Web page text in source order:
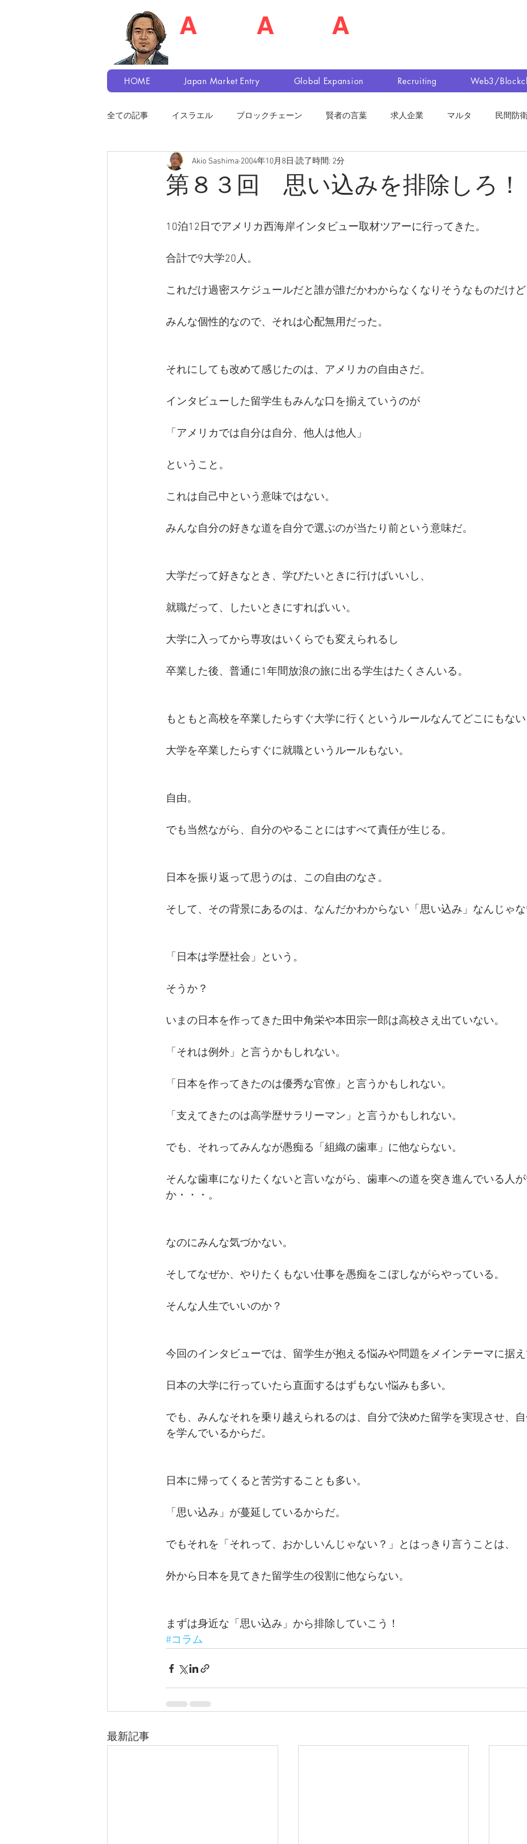
A A A
HOME Japan Market Entry Global Expansion Recruiting Web3/
全ての記事 イスラエル ブロックチェーン 賢者の言葉 求人企業 マルタ 民間防
第８３回 思い込みを排除しろ！
Akio Sashima 2004年10月8日 読了時間: 2分
10泊12日でアメリカ西海岸インタビュー取材ツアーに行ってきた。
合計で9大学20人。
これだけ過密スケジュールだと誰が誰だかわからなくなりそうなものだけ
みんな個性的なので、それは心配無用だった。
それにしても改めて感じたのは、アメリカの自由さだ。
インタビューした留学生もみんな口を揃えていうのが
「アメリカでは自分は自分、他人は他人」
ということ。
これは自己中という意味ではない。
みんな自分の好きな道を自分で選ぶのが当たり前という意味だ。
大学だって好きなとき、学びたいときに行けばいいし、
就職だって、したいときにすればいい。
大学に入ってから専攻はいくらでも変えられるし
卒業した後、普通に1年間放浪の旅に出る学生はたくさんいる。
もともと高校を卒業したらすぐ大学に行くというルールなんてどこにもな
大学を卒業したらすぐに就職というルールもない。
自由。
でも当然ながら、自分のやることにはすべて責任が生じる。
日本を振り返って思うのは、この自由のなさ。
そして、その背景にあるのは、なんだかわからない「思い込み」なんじゃ
「日本は学歴社会」という。
そうか？
いまの日本を作ってきた田中角栄や本田宗一郎は高校さえ出ていない。
「それは例外」と言うかもしれない。
「日本を作ってきたのは優秀な官僚」と言うかもしれない。
「支えてきたのは高学歴サラリーマン」と言うかもしれない。
でも、それってみんなが愚痴る「組織の歯車」に他ならない。
そんな歯車になりたくないと言いながら、歯車への道を突き進んでいる人
か・・・。
なのにみんな気づかない。
そしてなぜか、やりたくもない仕事を愚痴をこぼしながらやっている。
そんな人生でいいのか？
今回のインタビューでは、留学生が抱える悩みや問題をメインテーマに据
日本の大学に行っていたら直面するはずもない悩みも多い。
でも、みんなそれを乗り越えられるのは、自分で決めた留学を実現させ、
を学んでいるからだ。
日本に帰ってくると苦労することも多い。
「思い込み」が蔓延しているからだ。
でもそれを「それって、おかしいんじゃない？」とはっきり言うことは、
外から日本を見てきた留学生の役割に他ならない。
まずは身近な「思い込み」から排除していこう！
#コラム
最新記事